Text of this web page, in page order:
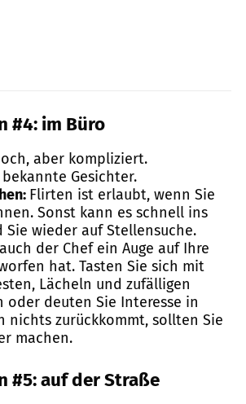
#4: im Büro
aber kompliziert.
bekannte Gesichter.
Flirten ist erlaubt, wenn Sie
Sonst kann es schnell ins
Sie wieder auf Stellensuche.
der Chef ein Auge auf Ihre
hat. Tasten Sie sich mit
Lächeln und zufälligen
oder deuten Sie Interesse in
nichts zurückkommt, sollten Sie
machen.
#5: auf der Straße